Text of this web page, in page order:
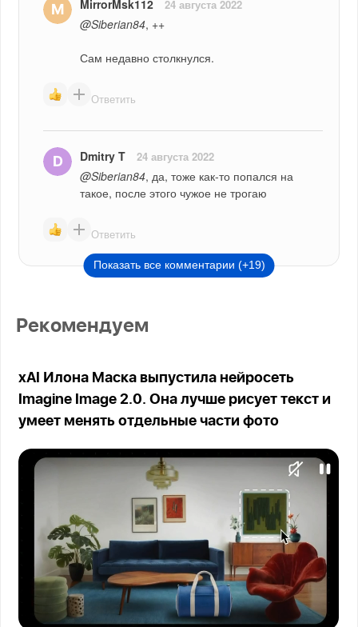
MirrorMsk112 24 августа 2022
@Siberian84, ++
Сам недавно столкнулся.
Ответить
Dmitry T 24 августа 2022
@Siberian84, да, тоже как-то попался на
такое, после этого чужое не трогаю
Ответить
Показать все комментарии (+19)
Рекомендуем
xAI Илона Маска выпустила нейросеть
Imagine Image 2.0. Она лучше рисует текст и
умеет менять отдельные части фото